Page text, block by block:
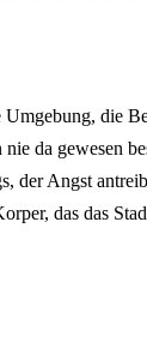
da
Angst
das das